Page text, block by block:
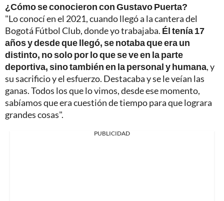
¿Cómo se conocieron con Gustavo Puerta?
"Lo conocí en el 2021, cuando llegó a la cantera del
Bogotá Fútbol Club, donde yo trabajaba. Él tenía 17
años y desde que llegó, se notaba que era un
distinto, no solo por lo que se ve en la parte
deportiva, sino también en la personal y humana, y
su sacrificio y el esfuerzo. Destacaba y se le veían las
ganas. Todos los que lo vimos, desde ese momento,
sabíamos que era cuestión de tiempo para que lograra
grandes cosas".
PUBLICIDAD